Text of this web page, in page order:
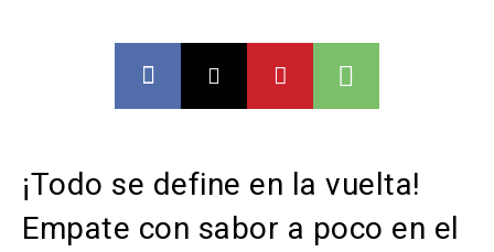
¡Todo se define en la vuelta!
Empate con sabor a poco en el